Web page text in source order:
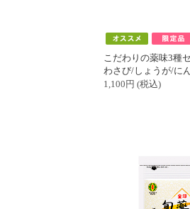
こだわりの薬味3種
わさび/しょうが/に
1,100 円(税込)